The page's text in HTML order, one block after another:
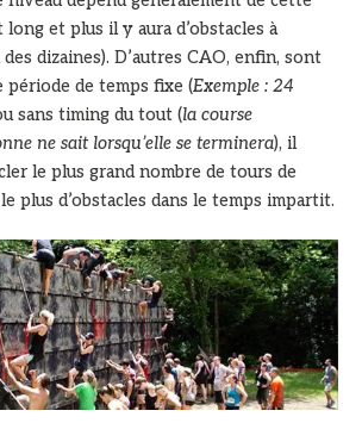
long et plus il y aura d’obstacles à
des dizaines). D’autres CAO, enfin, sont
période de temps fixe (Exemple : 24
sans timing du tout (la course
ne sait lorsqu’elle se terminera), il
le plus grand nombre de tours de
plus d’obstacles dans le temps impartit.